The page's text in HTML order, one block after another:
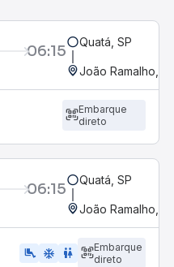
06:15 Quatá, SP
João Ramalho,
Embarque
direto
06:15 Quatá, SP
João Ramalho,
airline_seat_legroom_extra ac_unit wc
Embarque
direto